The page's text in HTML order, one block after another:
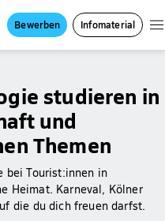
Bewerben Infomaterial
studieren in
und
Themen
bei Tourist:innen in
Heimat. Karneval, Kölner
die du dich freuen darfst.